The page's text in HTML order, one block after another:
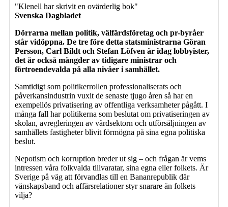
"Klenell har skrivit en ovärderlig bok"
Svenska Dagbladet
Dörrarna mellan politik, välfärdsföretag och pr-byråer
står vidöppna. De tre före detta statsministrarna Göran
Persson, Carl Bildt och Stefan Löfven är idag lobbyister,
det är också mängder av tidigare ministrar och
förtroendevalda på alla nivåer i samhället.
Samtidigt som politikerrollen professionaliserats och
påverkansindustrin vuxit de senaste tjugo åren så har en
exempellös privatisering av offentliga verksamheter pågått. I
många fall har politikerna som beslutat om privatiseringen av
skolan, avregleringen av vårdsektorn och utförsäljningen av
samhällets fastigheter blivit förmögna på sina egna politiska
beslut.
Nepotism och korruption breder ut sig – och frågan är vems
intressen våra folkvalda tillvaratar, sina egna eller folkets. Är
Sverige på väg att förvandlas till en Bananrepublik där
vänskapsband och affärsrelationer styr snarare än folkets
vilja?